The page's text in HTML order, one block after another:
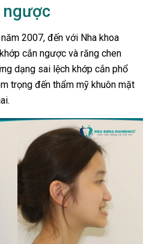
ngược
2007, đến với Nha khoa
cắn ngược và răng chen
dạng sai lệch khớp cắn phổ
trọng đến thẩm mỹ khuôn mặt